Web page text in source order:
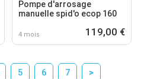
Pompe d'arrosage
manuelle spid'o ecop 160
4 mois 119,00 €
5 6 7 >